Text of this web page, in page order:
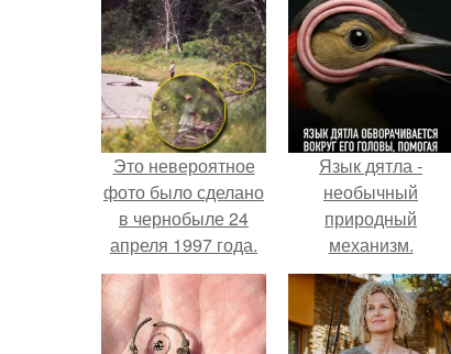
Это невероятное
фото было сделано
в чернобыле 24
апреля 1997 года.
Язык дятла -
необычный
природный
механизм.